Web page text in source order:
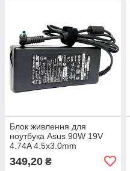
Блок живлення для
ноутбука Asus 90W 19V
4.74A 4.5x3.0mm
349,20 ₴